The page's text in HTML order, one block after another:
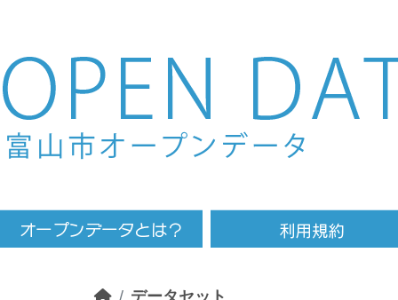
Skip to main content
データセット